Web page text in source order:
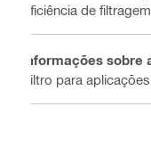
Eficiência de
Informações
Filtro para